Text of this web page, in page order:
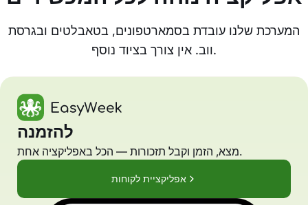
המערכת שלנו עובדת בסמארטפונים, בטאבלטים ובגרסת
ווב. אין צורך בציוד נוסף.
להזמנה
מצא, הזמן וקבל תזכורות — הכל באפליקציה אחת.
אפליקציית לקוחות